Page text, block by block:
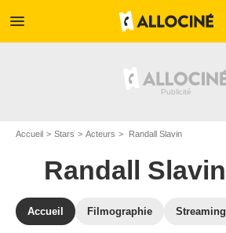
menu
Accueil Stars Acteurs Randall Slavin
Randall Slavin
Accueil Filmographie Streaming